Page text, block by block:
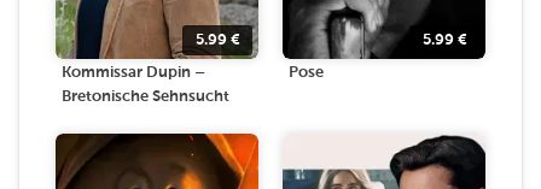
5.99 €
Kommissar Dupin –
Bretonische Sehnsucht
5.99 €
Pose